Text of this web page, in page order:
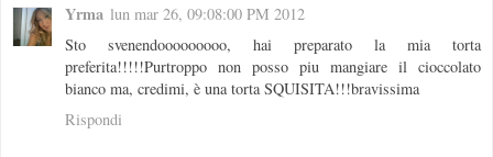
Yrma lun mar 26, 09:08:00 PM 2012
Sto svenendooooooooo, hai preparato la mia torta
preferita!!!!!Purtroppo non posso piu mangiare il cioccolato
bianco ma, credimi, è una torta SQUISITA!!!bravissima
Rispondi